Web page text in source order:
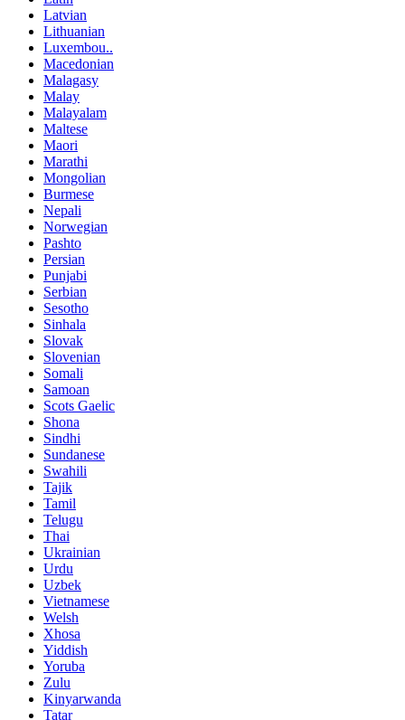
Latvian
Lithuanian
Luxembou..
Macedonian
Malagasy
Malay
Malayalam
Maltese
Maori
Marathi
Mongolian
Burmese
Nepali
Norwegian
Pashto
Persian
Punjabi
Serbian
Sesotho
Sinhala
Slovak
Slovenian
Somali
Samoan
Scots Gaelic
Shona
Sindhi
Sundanese
Swahili
Tajik
Tamil
Telugu
Thai
Ukrainian
Urdu
Uzbek
Vietnamese
Welsh
Xhosa
Yiddish
Yoruba
Zulu
Kinyarwanda
Tatar